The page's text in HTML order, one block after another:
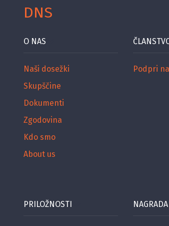
DNS
O NAS
Naši dosežki
Skupščine
Dokumenti
Zgodovina
Kdo smo
About us
Podpri
PRILOŽNOSTI NAGRADA